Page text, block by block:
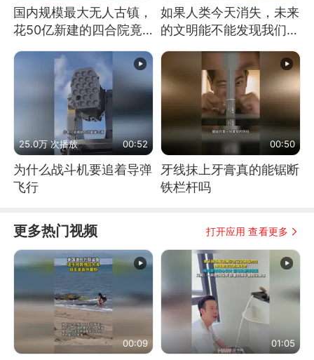
国内规模最大无人古镇，
花50亿新建的四合院竟
如果人类今天消失，未来
的文明能不能发现我们存
25.0万 次播放 00:52
为什么战斗机要追着导弹
飞行
00:50
牙线抹上牙膏真的能锯断
铁栏杆吗
更多热门视频 打开应用 查看更多
00:09 01:05